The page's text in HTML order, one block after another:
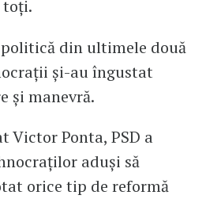
toți.
din ultimele două
și-au îngustat
și manevră.
Victor Ponta, PSD a
aduși să
orice tip de reformă